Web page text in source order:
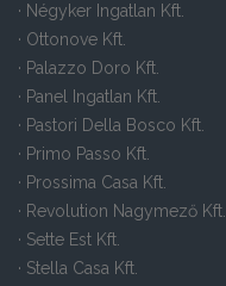
· Négyker Ingatlan Kft.
· Ottonove Kft.
· Palazzo Doro Kft.
· Panel Ingatlan Kft.
· Pastori Della Bosco Kft.
· Primo Passo Kft.
· Prossima Casa Kft.
· Revolution Nagymező Kft.
· Sette Est Kft.
· Stella Casa Kft.